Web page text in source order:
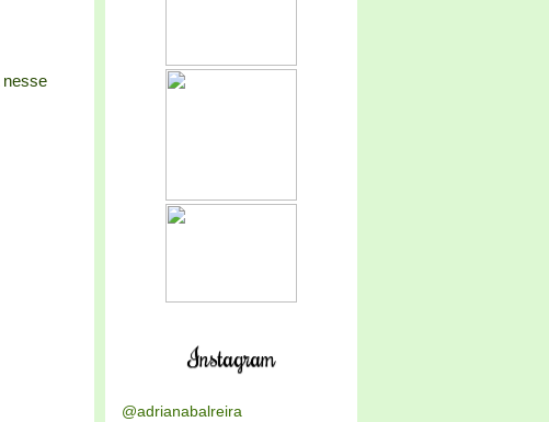
nesse
Instagram
@adrianabalreira